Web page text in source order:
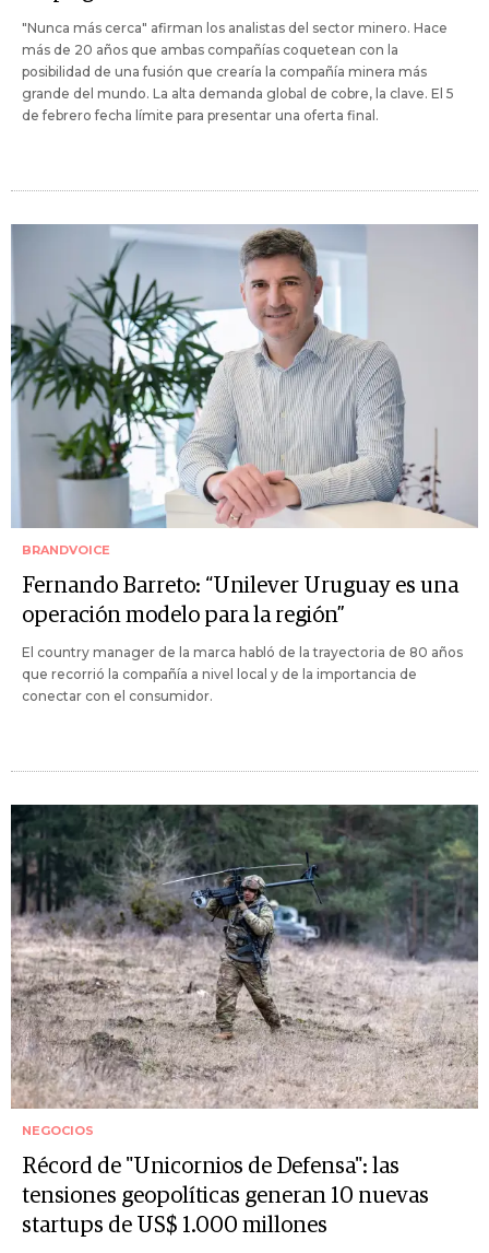
"Nunca más cerca" afirman los analistas del sector minero. Hace
más de 20 años que ambas compañías coquetean con la
posibilidad de una fusión que crearía la compañía minera más
grande del mundo. La alta demanda global de cobre, la clave. El 5
de febrero fecha límite para presentar una oferta final.
BRANDVOICE
Fernando Barreto: “Unilever Uruguay es una
operación modelo para la región”
El country manager de la marca habló de la trayectoria de 80 años
que recorrió la compañía a nivel local y de la importancia de
conectar con el consumidor.
NEGOCIOS
Récord de "Unicornios de Defensa": las
tensiones geopolíticas generan 10 nuevas
startups de US$ 1.000 millones